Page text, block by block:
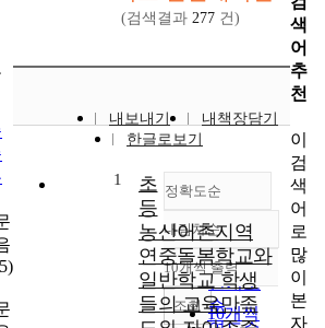
(검색결과 277 건)
내보내기
내책장담기
한글로보기
정확도순
정확도
순
인기도
순
내림차순
내림차순
10개씩 출력
10개씩
조회
1
초
등
농산어촌지역
연중돌봄학교와
일반학교 학생
들의 교육만족
색
어
추
천
이
검
색
어
로
많
이
본
자